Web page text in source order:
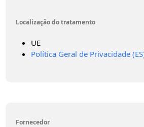
Localização do tratamento
UE
Política Geral de Privacidade
Fornecedor